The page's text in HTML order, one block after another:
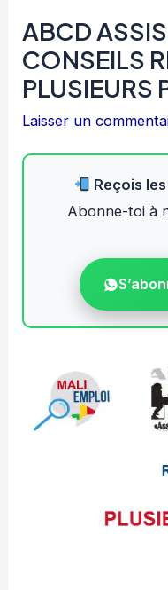
ABCD
CONSEILS
PLUSIEURS
Laisser un
Reçois
Abonne-toi à